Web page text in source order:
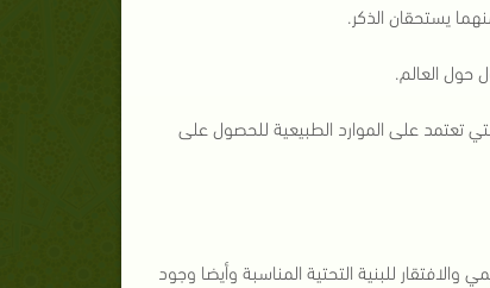
يستحقان الذكر.
حول العالم.
تعتمد على الموارد الطبيعية للحصول على
للبنية التحتية المناسبة وأيضا وجود